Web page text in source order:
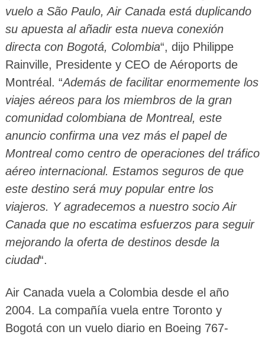
vuelo a São Paulo, Air Canada está duplicando
su apuesta al añadir esta nueva conexión
directa con Bogotá, Colombia“, dijo Philippe
Rainville, Presidente y CEO de Aéroports de
Montréal. “Además de facilitar enormemente los
viajes aéreos para los miembros de la gran
comunidad colombiana de Montreal, este
anuncio confirma una vez más el papel de
Montreal como centro de operaciones del tráfico
aéreo internacional. Estamos seguros de que
este destino será muy popular entre los
viajeros. Y agradecemos a nuestro socio Air
Canada que no escatima esfuerzos para seguir
mejorando la oferta de destinos desde la
ciudad“.
Air Canada vuela a Colombia desde el año
2004. La compañía vuela entre Toronto y
Bogotá con un vuelo diario en Boeing 767-